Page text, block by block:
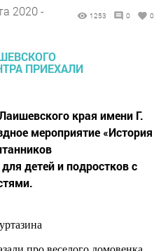
2020 -
1253 0 0
края имени Г.
мероприятие «История
детей и подростков с